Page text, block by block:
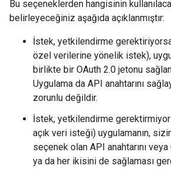
Bu seçeneklerden hangisinin
belirleyeceğiniz aşağıda açıklanmıştır:
İstek, yetkilendirme
özel verilerine yönelik istek),
birlikte bir OAuth 2.0 jetonu
Uygulama da API anahtarını
zorunlu değildir.
İstek, yetkilendirme
açık veri isteği) uygulamanın,
seçenek olan API anahtarını
ya da her ikisini de sağlaması